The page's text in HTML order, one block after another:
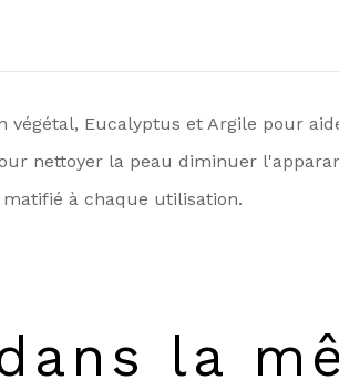
Eucalyptus et Argile pour
nettoyer la peau diminuer
à chaque utilisation.
la